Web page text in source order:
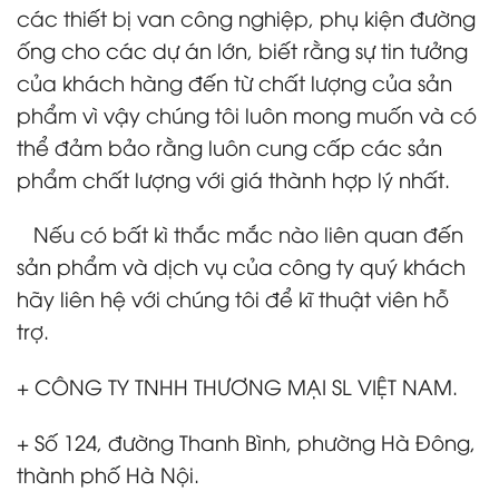
các thiết bị van công nghiệp, phụ kiện đường
ống cho các dự án lớn, biết rằng sự tin tưởng
của khách hàng đến từ chất lượng của sản
phẩm vì vậy chúng tôi luôn mong muốn và có
thể đảm bảo rằng luôn cung cấp các sản
phẩm chất lượng với giá thành hợp lý nhất.
Nếu có bất kì thắc mắc nào liên quan đến
sản phẩm và dịch vụ của công ty quý khách
hãy liên hệ với chúng tôi để kĩ thuật viên hỗ
trợ.
+ CÔNG TY TNHH THƯƠNG MẠI SL VIỆT NAM.
+ Số 124, đường Thanh Bình, phường Hà Đông,
thành phố Hà Nội.